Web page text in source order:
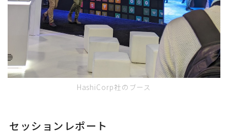
HashiCorp社のブース
セッションレポート